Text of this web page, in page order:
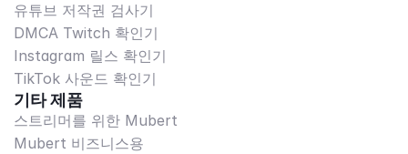
유튜브 저작권 검사기
DMCA Twitch 확인기
Instagram 릴스 확인기
TikTok 사운드 확인기
기타 제품
스트리머를 위한 Mubert
Mubert 비즈니스용